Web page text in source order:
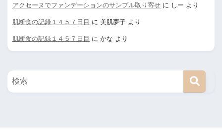
アクセーヌでファンデーションのサンプル取り寄せ に しー より
肌断食の記録１４５７日目 に 美肌夢子 より
肌断食の記録１４５７日目 に かな より